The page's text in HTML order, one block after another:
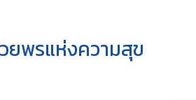
ยพรแห่งความสุข